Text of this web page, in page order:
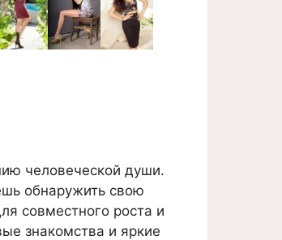
человеческой души.
обнаружить свою
совместного роста и
знакомства и яркие